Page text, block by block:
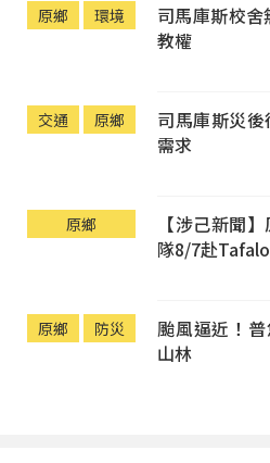
原鄉 環境
司馬庫斯校
教權
交通 原鄉
司馬庫斯災
需求
原鄉
【涉己新聞
隊8/7赴
原鄉 防災
颱風逼近！
山林